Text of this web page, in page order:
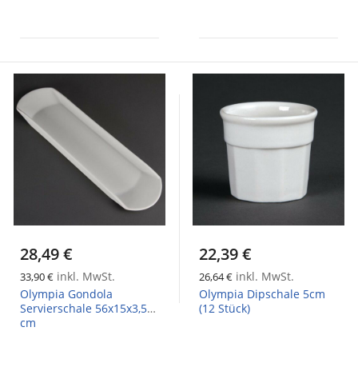
28,49 €
33,90 € inkl. MwSt.
Olympia Gondola
Servierschale 56x15x3,5
cm
22,39 €
26,64 € inkl. MwSt.
Olympia Dipschale 5cm
(12 Stück)